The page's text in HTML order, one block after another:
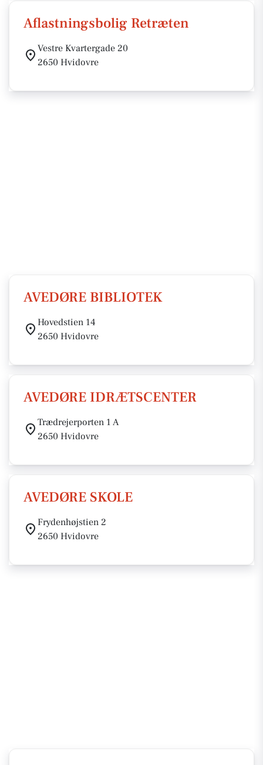
Aflastningsbolig Retræten
Vestre Kvartergade 20
2650 Hvidovre
AVEDØRE BIBLIOTEK
Hovedstien 14
2650 Hvidovre
AVEDØRE IDRÆTSCENTER
Trædrejerporten 1 A
2650 Hvidovre
AVEDØRE SKOLE
Frydenhøjstien 2
2650 Hvidovre